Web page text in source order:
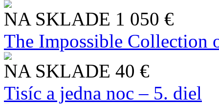
NA SKLADE 1 050 €
The Impossible Collection
NA SKLADE 40 €
Tisíc a jedna noc – 5. diel